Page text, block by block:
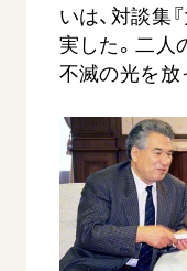
いは、対談集
実した。二人
不滅の光を放